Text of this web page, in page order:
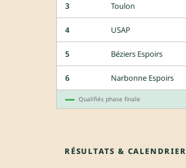
3 Toulon
4 USAP
5 Béziers Espoirs
6 Narbonne Espoirs
Qualifiés phase finale
RÉSULTATS & CALENDRIER